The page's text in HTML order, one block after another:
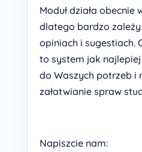
Moduł działa obecnie
dlatego bardzo
opiniach i sugestiach.
to system jak
do Waszych potrzeb i
załatwianie spraw
Napiszcie nam: